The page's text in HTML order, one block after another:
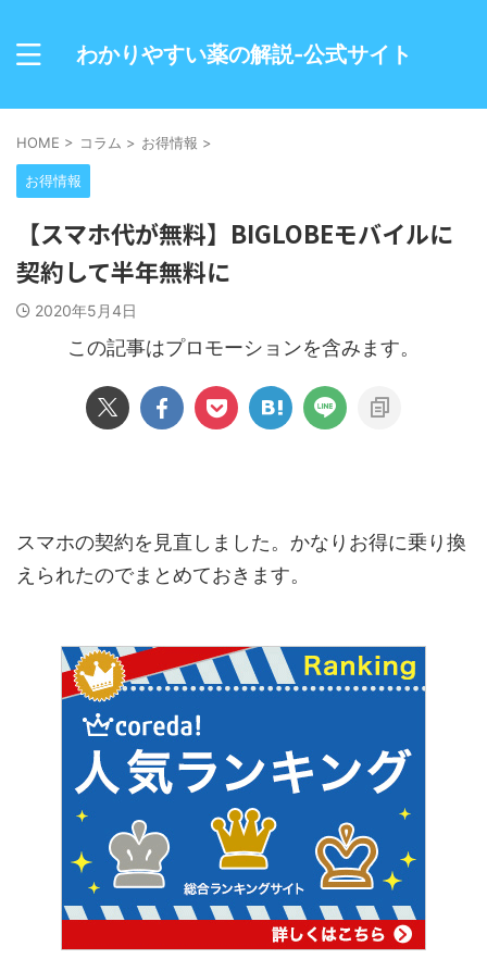
わかりやすい薬の解説-公式サイト
HOME > コラム > お得情報 >
お得情報
【スマホ代が無料】BIGLOBEモバイルに
契約して半年無料に
2020年5月4日
この記事はプロモーションを含みます。
スマホの契約を見直しました。かなりお得に乗り換
えられたのでまとめておきます。